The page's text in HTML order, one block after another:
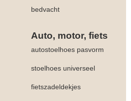
bedvacht
Auto, motor, fiets
autostoelhoes pasvorm
stoelhoes universeel
fietszadeldekjes